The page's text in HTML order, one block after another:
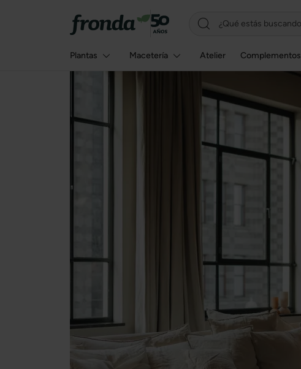
Plantas Macetería Atelier Complementos